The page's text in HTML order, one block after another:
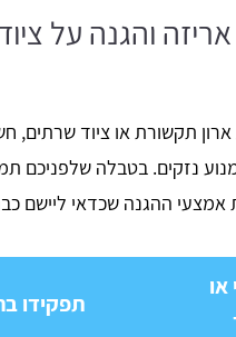
והגנה על
תקשורת או ציוד שרתים,
נזקים. בטבלה שלפניכם
אמצעי ההגנה שכדאי ליישם
תפקידו